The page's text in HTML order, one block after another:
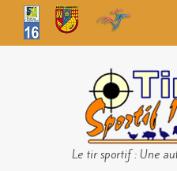
Le tir sportif : Une